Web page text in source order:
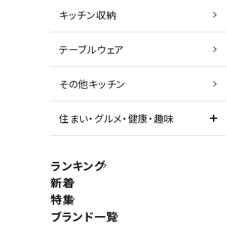
キッチン収納
テーブルウェア
その他キッチン
住まい・グルメ・健康・趣味
ランキング
新着
特集
ブランド一覧